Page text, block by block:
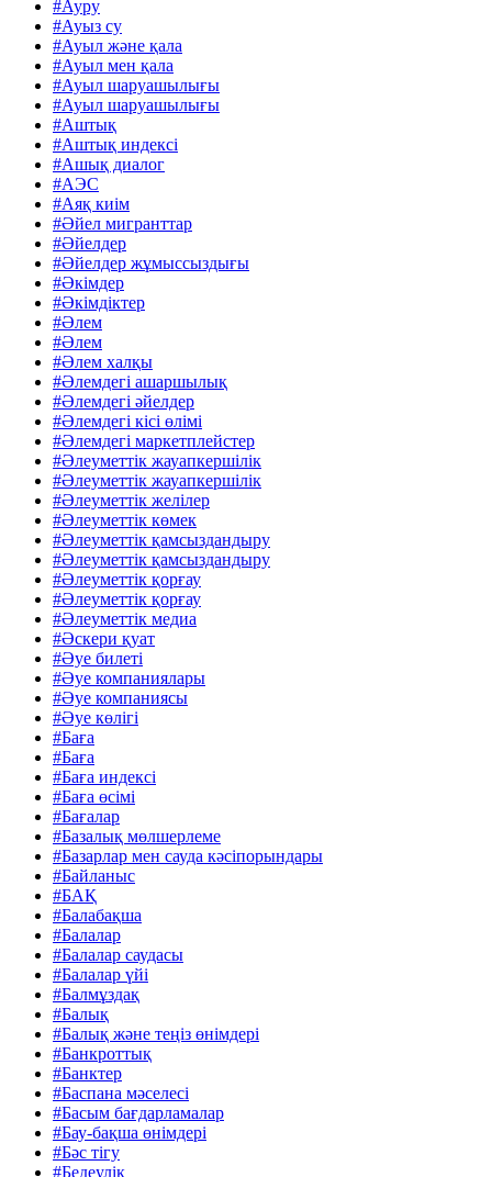
#Ауру
#Ауыз су
#Ауыл және қала
#Ауыл мен қала
#Ауыл шаруашылығы
#Ауыл шаруашылығы
#Аштық
#Аштық индексі
#Ашық диалог
#АЭС
#Аяқ киім
#Әйел мигранттар
#Әйелдер
#Әйелдер жұмыссыздығы
#Әкімдер
#Әкімдіктер
#Әлем
#Әлем
#Әлем халқы
#Әлемдегі ашаршылық
#Әлемдегі әйелдер
#Әлемдегі кісі өлімі
#Әлемдегі маркетплейстер
#Әлеуметтік жауапкершілік
#Әлеуметтік жауапкершілік
#Әлеуметтік желілер
#Әлеуметтік көмек
#Әлеуметтік қамсыздандыру
#Әлеуметтік қамсыздандыру
#Әлеуметтік қорғау
#Әлеуметтік қорғау
#Әлеуметтік медиа
#Әскери қуат
#Әуе билеті
#Әуе компаниялары
#Әуе компаниясы
#Әуе көлігі
#Баға
#Баға
#Баға индексі
#Баға өсімі
#Бағалар
#Базалық мөлшерлеме
#Базарлар мен сауда кәсіпорындары
#Байланыс
#БАҚ
#Балабақша
#Балалар
#Балалар саудасы
#Балалар үйі
#Балмұздақ
#Балық
#Балық және теңіз өнімдері
#Банкроттық
#Банктер
#Баспана мәселесі
#Басым бағдарламалар
#Бау-бақша өнімдері
#Бәс тігу
#Бедеулік